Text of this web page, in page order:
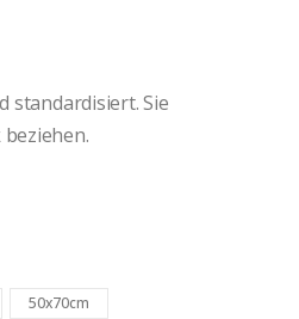
standardisiert. Sie
50x70cm